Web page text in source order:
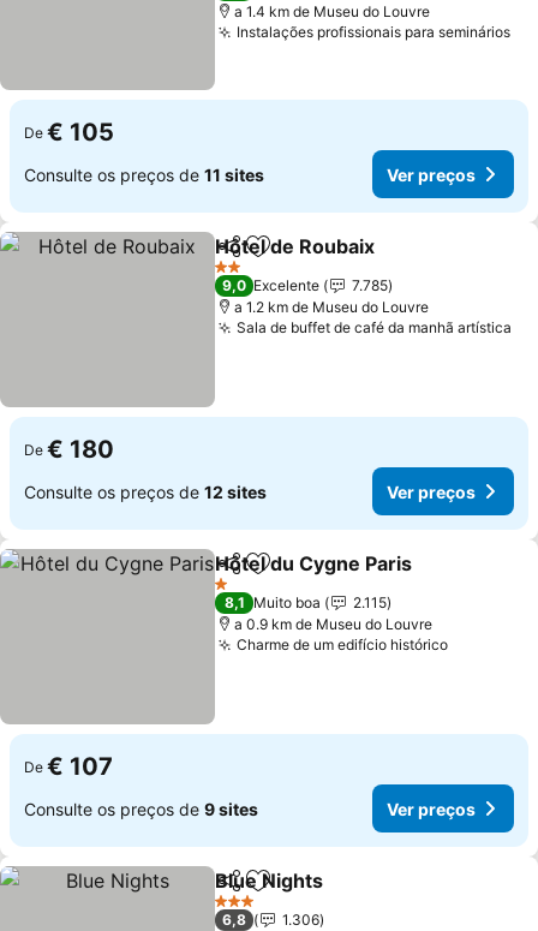
a 1.4 km de Museu do Louvre
Instalações profissionais para seminários
De € 105
Consulte os preços de 11 sites Ver preços
PartilharAdicionar aos favoritos
Hôtel de Roubaix
2 Estrelas
9,0 Excelente
7.785
a 1.2 km de Museu do Louvre
Sala de buffet de café da manhã artística
De € 180
Consulte os preços de 12 sites Ver preços
PartilharAdicionar aos favoritos
Hôtel du Cygne Paris
1 Estrelas
8,1 Muito boa
2.115
a 0.9 km de Museu do Louvre
Charme de um edifício históricoVer
De € 107
Consulte os preços de 9 sites Ver preços
PartilharAdicionar aos favoritos
Blue Nights
3 Estrelas
6,8
1.306